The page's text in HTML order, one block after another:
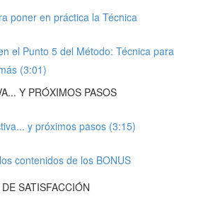
poner en práctica la Técnica
el Punto 5 del Método: Técnica para
(3:01)
Y PRÓXIMOS PASOS
y próximos pasos (3:15)
contenidos de los BONUS
SATISFACCIÓN